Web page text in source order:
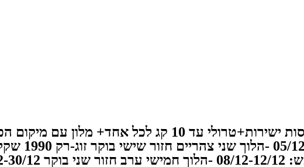
אמסטרדם בכריסמס💥🤩🥳 כולל טיסות
לדתיים!